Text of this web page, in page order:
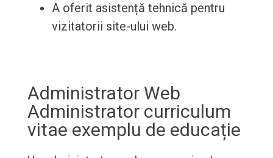
A oferit asistență tehnică pentru
vizitatorii site-ului web.
Administrator Web
Administrator curriculum
vitae exemplu de educație